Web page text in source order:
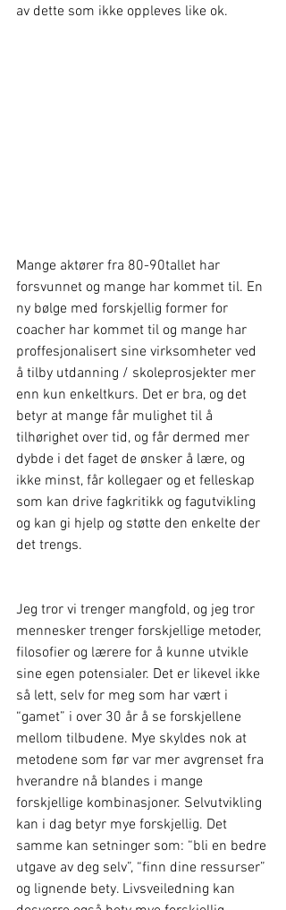
av dette som ikke oppleves like ok.
Mange aktører fra 80-90tallet har
forsvunnet og mange har kommet til. En
ny bølge med forskjellig former for
coacher har kommet til og mange har
proffesjonalisert sine virksomheter ved
å tilby utdanning / skoleprosjekter mer
enn kun enkeltkurs. Det er bra, og det
betyr at mange får mulighet til å
tilhørighet over tid, og får dermed mer
dybde i det faget de ønsker å lære, og
ikke minst, får kollegaer og et felleskap
som kan drive fagkritikk og fagutvikling
og kan gi hjelp og støtte den enkelte der
det trengs.
Jeg tror vi trenger mangfold, og jeg tror
mennesker trenger forskjellige metoder,
filosofier og lærere for å kunne utvikle
sine egen potensialer. Det er likevel ikke
så lett, selv for meg som har vært i
“gamet” i over 30 år å se forskjellene
mellom tilbudene. Mye skyldes nok at
metodene som før var mer avgrenset fra
hverandre nå blandes i mange
forskjellige kombinasjoner. Selvutvikling
kan i dag betyr mye forskjellig. Det
samme kan setninger som: “bli en bedre
utgave av deg selv”, “finn dine ressurser”
og lignende bety. Livsveiledning kan